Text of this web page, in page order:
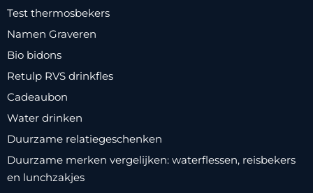
Test thermosbekers
Namen Graveren
Bio bidons
Retulp RVS drinkfles
Cadeaubon
Water drinken
Duurzame relatiegeschenken
Duurzame merken vergelijken: waterflessen, reisbekers
en lunchzakjes